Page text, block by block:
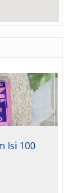
Isi 100